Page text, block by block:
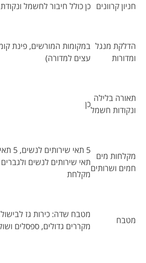
חניון קרוונים כן כולל חיבור לחשמל
הדלקת מנגל
ומדורות
במקומות המורשים, פינת
עצים למדורה)
תאורה בלילה
ונקודות חשמל
כן
מקלחות מים
חמים ושרותים
מקלחת
מטבח
מטבח שדה: כירות גז
מקררים גדולים, ספסלים